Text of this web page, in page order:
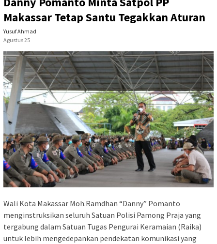
Makassar Tetap Santu Tegakkan Aturan
Yusuf Ahmad
Agustus 25
Wali Kota Makassar Moh.Ramdhan “Danny” Pomanto
menginstruksikan seluruh Satuan Polisi Pamong Praja yang
tergabung dalam Satuan Tugas Pengurai Keramaian (Raika)
untuk lebih mengedepankan pendekatan komunikasi yang